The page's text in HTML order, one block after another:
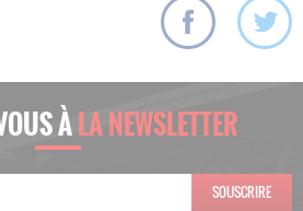
ÀLA NEWSLETTER
SOUSCRIRE